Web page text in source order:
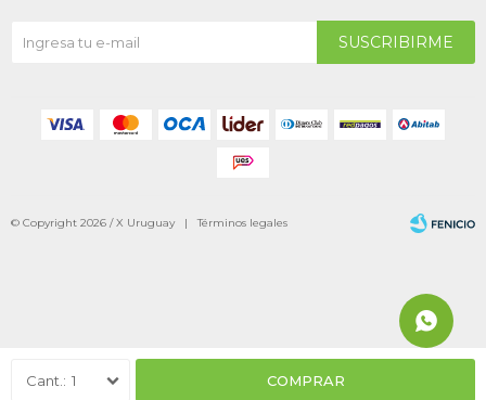
1 COMPRAR
SUSCRIBIRME
© Copyright 2026 / X Uruguay |Términos legales